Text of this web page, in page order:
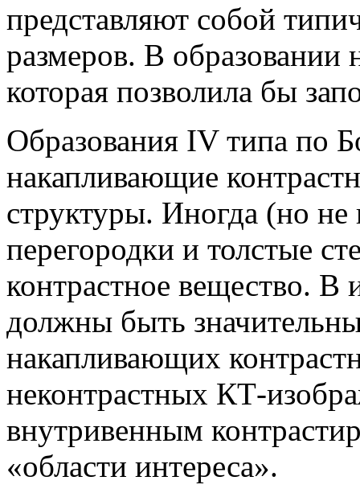
представляют собой
размеров. В образовании
которая позволила бы
Образования IV типа по
накапливающие
структуры. Иногда (но не
перегородки и толстые
контрастное вещество. В
должны быть
накапливающих
неконтрастных КТ-
внутривенным
«области интереса».